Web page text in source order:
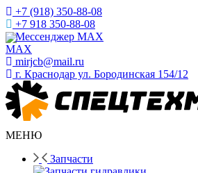
+7 (918) 350-88-08
+7 918 350-88-08
Мессенджер MAX
mirjcb@mail.ru
г. Краснодар ул. Бородинская 154/12
МЕНЮ
Запчасти